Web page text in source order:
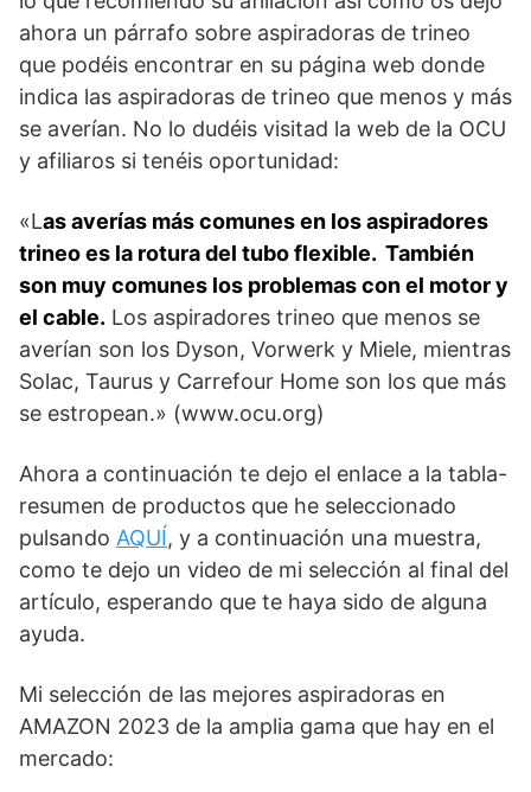
ahora un párrafo sobre aspiradoras de trineo
que podéis encontrar en su página web donde
indica las aspiradoras de trineo que menos y más
se averían. No lo dudéis visitad la web de la OCU
y afiliaros si tenéis oportunidad:
«Las averías más comunes en los aspiradores
trineo es la rotura del tubo flexible. También
son muy comunes los problemas con el motor y
el cable. Los aspiradores trineo que menos se
averían son los Dyson, Vorwerk y Miele, mientras
Solac, Taurus y Carrefour Home son los que más
se estropean.» (www.ocu.org)
Ahora a continuación te dejo el enlace a la tabla-
resumen de productos que he seleccionado
pulsando AQUÍ, y a continuación una muestra,
como te dejo un video de mi selección al final del
artículo, esperando que te haya sido de alguna
ayuda.
Mi selección de las mejores aspiradoras en
AMAZON 2023 de la amplia gama que hay en el
mercado: